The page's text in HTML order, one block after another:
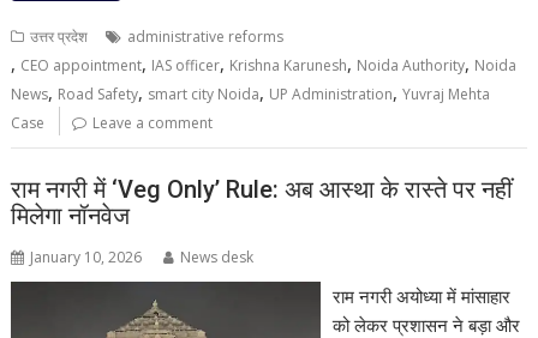
उत्तर प्रदेश administrative reforms
, CEO appointment, IAS officer, Krishna Karunesh, Noida Authority, Noida
News, Road Safety, smart city Noida, UP Administration,Yuvraj Mehta
Case
Leave a comment
राम नगरी में ‘Veg Only’ Rule: अब आस्था के रास्ते पर नहीं
मिलेगा नॉनवेज
January 10, 2026 News desk
राम नगरी अयोध्या में मांसाहार
को लेकर प्रशासन ने बड़ा और